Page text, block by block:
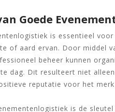
Goede
is essentieel
of aard ervan. Door middel
beheer kunnen
dag. Dit resulteert niet
reputatie voor het
is de